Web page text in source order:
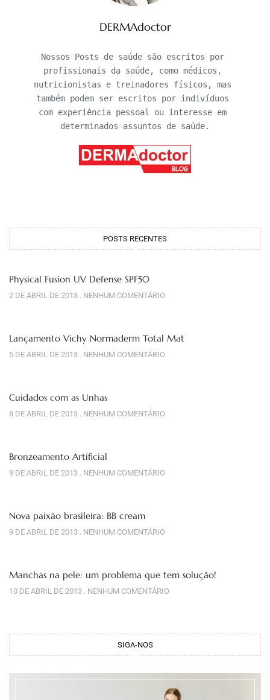
DERMAdoctor
Nossos Posts de saúde são escritos por
profissionais da saúde, como médicos,
nutricionistas e treinadores físicos, mas
também podem ser escritos por indivíduos
com experiência pessoal ou interesse em
determinados assuntos de saúde.
POSTS RECENTES
Physical Fusion UV Defense SPF50
2 DE ABRIL DE 2013 NENHUM COMENTÁRIO
Lançamento Vichy Normaderm Total Mat
5 DE ABRIL DE 2013 NENHUM COMENTÁRIO
Cuidados com as Unhas
8 DE ABRIL DE 2013 NENHUM COMENTÁRIO
Bronzeamento Artificial
9 DE ABRIL DE 2013 NENHUM COMENTÁRIO
Nova paixão brasileira: BB cream
9 DE ABRIL DE 2013 NENHUM COMENTÁRIO
Manchas na pele: um problema que tem solução!
10 DE ABRIL DE 2013 NENHUM COMENTÁRIO
SIGA-NOS